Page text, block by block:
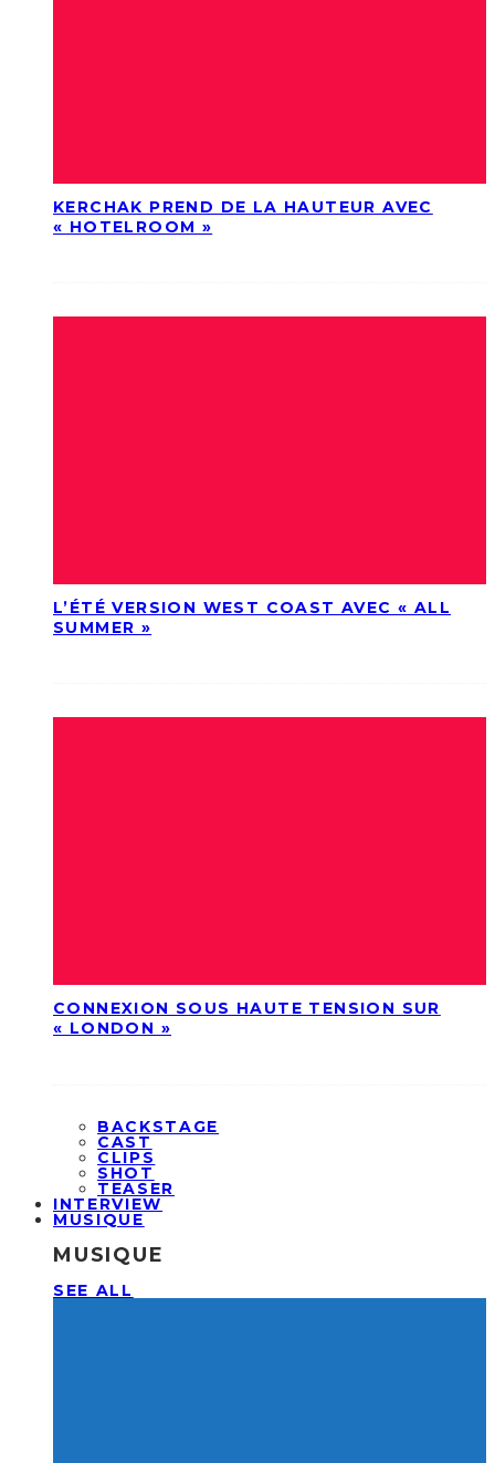
KERCHAK PREND DE LA HAUTEUR AVEC
« HOTELROOM »
L’ÉTÉ VERSION WEST COAST AVEC « ALL
SUMMER »
CONNEXION SOUS HAUTE TENSION SUR
« LONDON »
BACKSTAGE
CAST
CLIPS
SHOT
TEASER
INTERVIEW
MUSIQUE
MUSIQUE
SEE ALL